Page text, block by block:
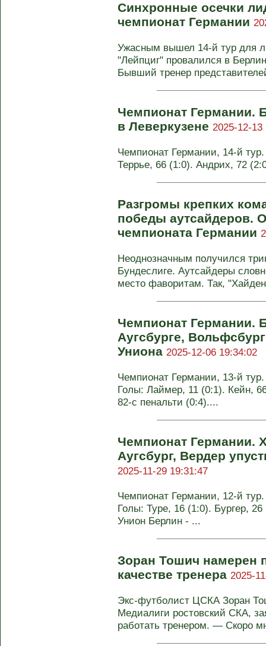
Синхронные осечки
чемпионат Германии
Ужасным вышел 14-й тур для
"Лейпциг" провалился в
Бывший тренер
Чемпионат Германии.
в Леверкузене 2025-12-13
Чемпионат Германии, 14-й
Террье, 66 (1:0). Андрих, 72
Разгромы крепких
победы аутсайдеров.
чемпионата Германии
Неоднозначным получился
Бундеслиге. Аутсайдеры
место фаворитам. Так,
Чемпионат Германии.
Аугсбурге,
Униона 2025-12-06 19:34:02
Чемпионат Германии, 13-й
Голы: Лаймер, 11 (0:1). Кейн,
82-с пенальти (0:4)....
Чемпионат Германии.
Аугсбург, Вердер
2025-11-29 19:31:47
Чемпионат Германии, 12-й
Голы: Туре, 16 (1:0). Бургер,
Унион Берлин - ...
Зоран Тошич намерен
качестве тренера 2025-
Экс-футболист ЦСКА Зоран
Медиалиги ростовский СКА,
работать тренером. — Скоро